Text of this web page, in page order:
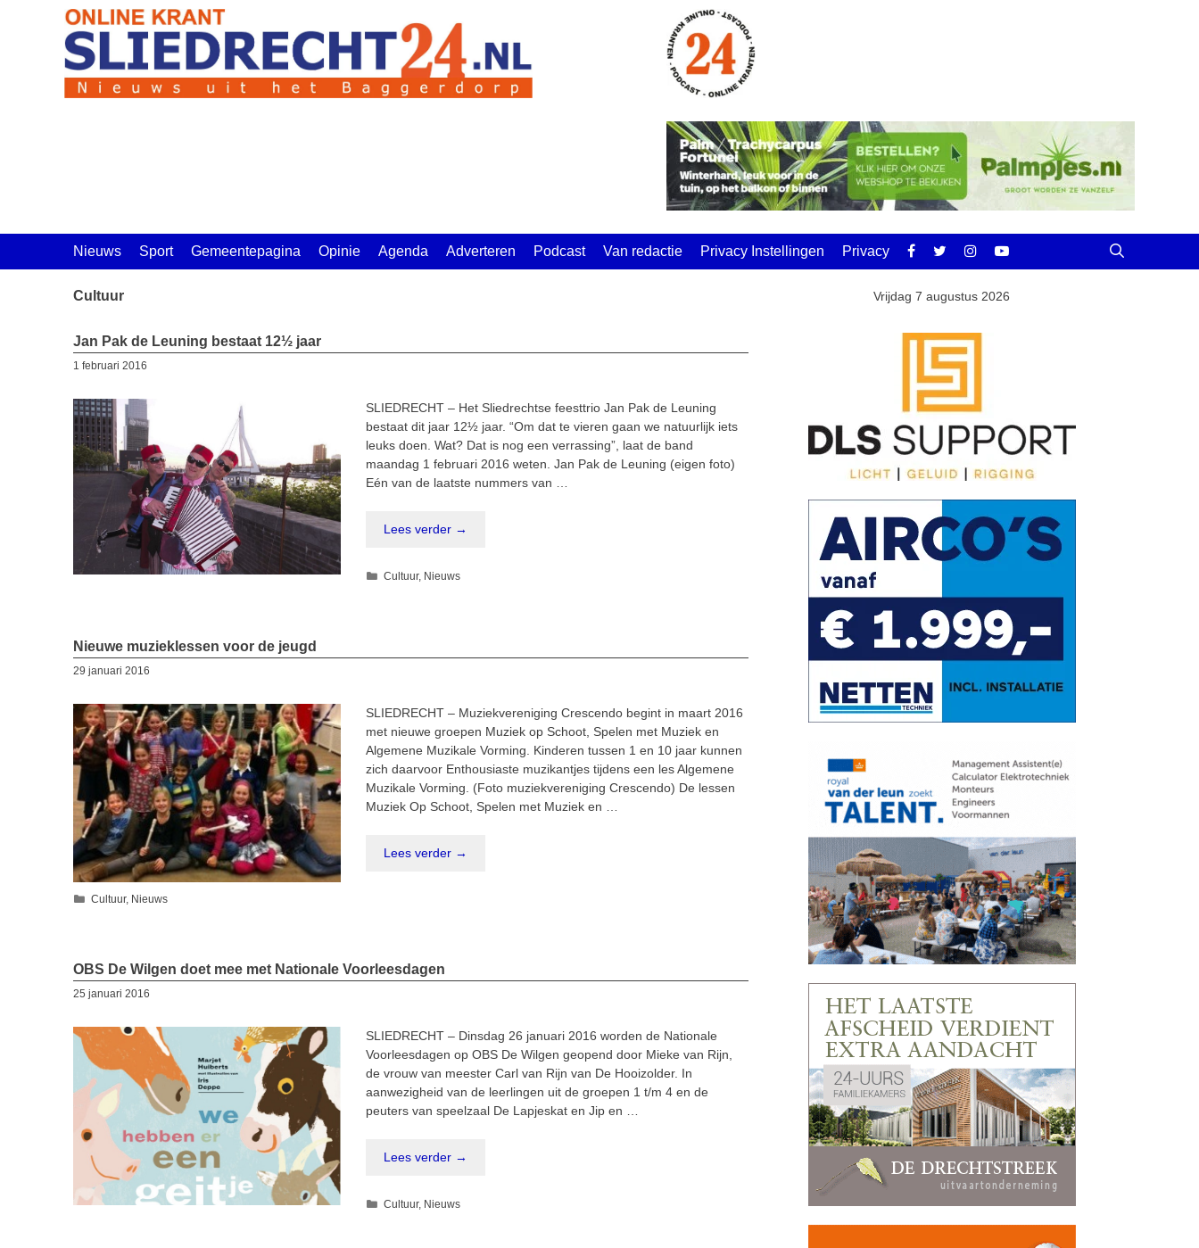
Nieuws Sport Gemeentepagina Opinie Agenda Adverteren Podcast Van redactie Privacy Instellingen Privacy
Cultuur
Jan Pak de Leuning bestaat 12½ jaar
1 februari 2016
SLIEDRECHT – Het Sliedrechtse feesttrio Jan Pak de Leuning
bestaat dit jaar 12½ jaar. “Om dat te vieren gaan we natuurlijk iets
leuks doen. Wat? Dat is nog een verrassing”, laat de band
maandag 1 februari 2016 weten. Jan Pak de Leuning (eigen foto)
Eén van de laatste nummers van …
Lees verder →
Categorieën
Cultuur, Nieuws
Nieuwe muzieklessen voor de jeugd
29 januari 2016
SLIEDRECHT – Muziekvereniging Crescendo begint in maart 2016
met nieuwe groepen Muziek op Schoot, Spelen met Muziek en
Algemene Muzikale Vorming. Kinderen tussen 1 en 10 jaar kunnen
zich daarvoor Enthousiaste muzikantjes tijdens een les Algemene
Muzikale Vorming. (Foto muziekvereniging Crescendo) De lessen
Muziek Op Schoot, Spelen met Muziek en …
Lees verder →
Categorieën
Cultuur, Nieuws
OBS De Wilgen doet mee met Nationale Voorleesdagen
25 januari 2016
SLIEDRECHT – Dinsdag 26 januari 2016 worden de Nationale
Voorleesdagen op OBS De Wilgen geopend door Mieke van Rijn,
de vrouw van meester Carl van Rijn van De Hooizolder. In
aanwezigheid van de leerlingen uit de groepen 1 t/m 4 en de
peuters van speelzaal De Lapjeskat en Jip en …
Lees verder →
Categorieën
Cultuur, Nieuws
Vrijdag 7 augustus 2026